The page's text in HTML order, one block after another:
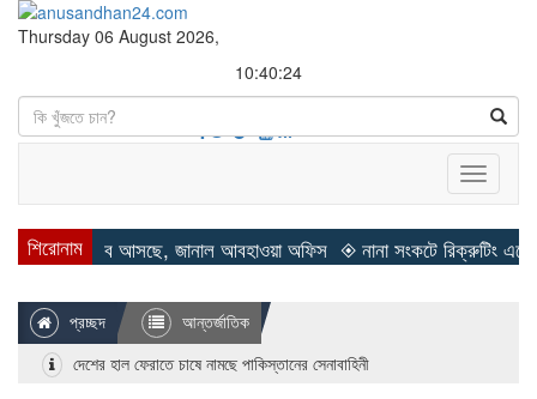
Thursday 06 August 2026,
10:40:25
Search
Toggle
শিরোনাম
কবে আসছে, জানাল আবহাওয়া অফিস ◈ নানা সংকটে রিক্রুটিং এজেন্সি,
প্রচ্ছদ
আন্তর্জাতিক
দেশের হাল ফেরাতে চাষে নামছে পাকিস্তানের সেনাবাহিনী